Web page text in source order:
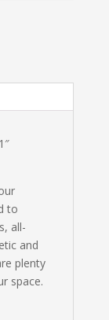
to
all-
and
plenty
space.